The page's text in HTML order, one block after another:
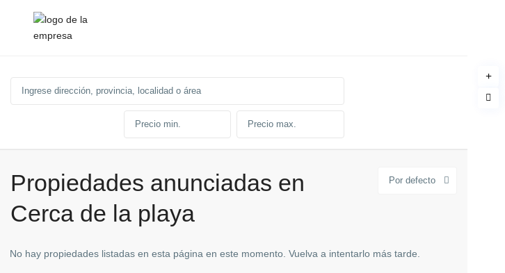
Por defecto
Propiedades anunciadas en
Cerca de la playa
No hay propiedades listadas en esta página en este momento. Vuelva a intentarlo más tarde.